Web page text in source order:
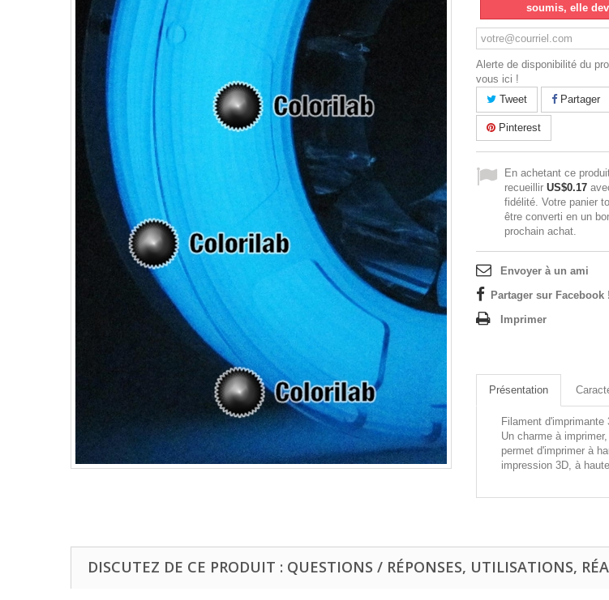
soumis, elle
Alerte de disponibilité du
vous ici !
Tweet
Partager
Pinterest
En achetant ce
recueillir US$0.17
fidélité. Votre panier
être converti en un
prochain achat.
Envoyer à un ami
Partager sur Facebook !
Imprimer
Présentation
Filament
Un charme à
permet d'imprimer à
impression 3D, à
DISCUTEZ DE CE PRODUIT : QUESTIONS / RÉPONSES, UTILISATIONS,